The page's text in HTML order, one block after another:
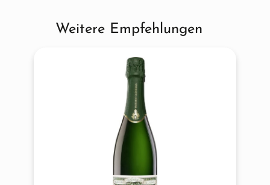
Produktgalerie überspringen
Weitere Empfehlungen